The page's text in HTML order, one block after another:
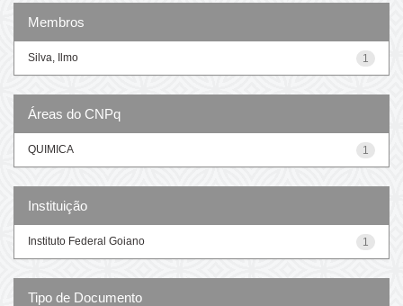
Membros
1
Silva, Ilmo
Áreas do CNPq
1
QUIMICA
Instituição
1
Instituto Federal Goiano
Tipo de Documento